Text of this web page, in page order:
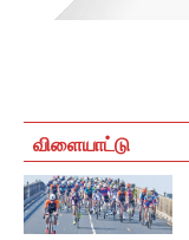
விளையாட்டு